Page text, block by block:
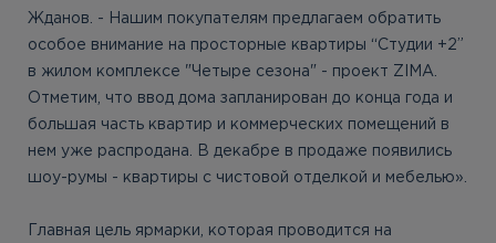
Жданов. - Нашим покупателям предлагаем обратить
особое внимание на просторные квартиры “Студии +2”
в жилом комплексе "Четыре сезона" - проект ZIMA.
Отметим, что ввод дома запланирован до конца года и
большая часть квартир и коммерческих помещений в
нем уже распродана. В декабре в продаже появились
шоу-румы - квартиры с чистовой отделкой и мебелью».
Главная цель ярмарки, которая проводится на